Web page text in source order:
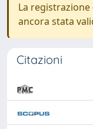
La
ancora stata
Citazioni